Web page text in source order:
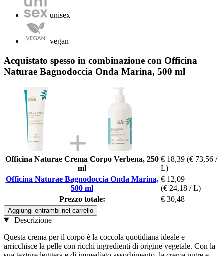
unisex
vegan
Acquistato spesso in combinazione con Officina
Naturae Bagnodoccia Onda Marina, 500 ml
Officina Naturae Crema Corpo Verbena, 250
ml
€ 18,39 (€ 73,56 /
L)
Officina Naturae Bagnodoccia Onda Marina,
500 ml
€ 12,09
(€ 24,18 / L)
Prezzo totale:
€ 30,48
Aggiungi entrambi nel carrello
Descrizione
Questa crema per il corpo è la coccola quotidiana ideale e
arricchisce la pelle con ricchi ingredienti di origine vegetale. Con la